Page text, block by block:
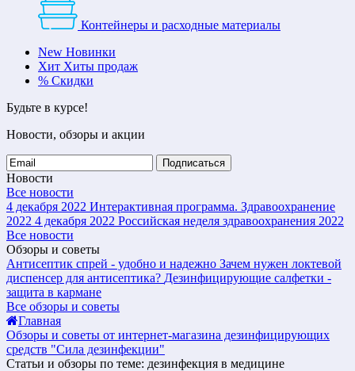
Контейнеры и расходные материалы
New Новинки
Хит Хиты продаж
% Скидки
Будьте в курсе!
Новости, обзоры и акции
Подписаться
Новости
Все новости
4 декабря 2022 Интерактивная программа. Здравоохранение
2022 4 декабря 2022 Российская неделя здравоохранения 2022
Все новости
Обзоры и советы
Антисептик спрей - удобно и надежно Зачем нужен локтевой
диспенсер для антисептика? Дезинфицирующие салфетки -
защита в кармане
Все обзоры и советы
Главная
Обзоры и советы от интернет-магазина дезинфицирующих
средств "Сила дезинфекции"
Статьи и обзоры по теме: дезинфекция в медицине